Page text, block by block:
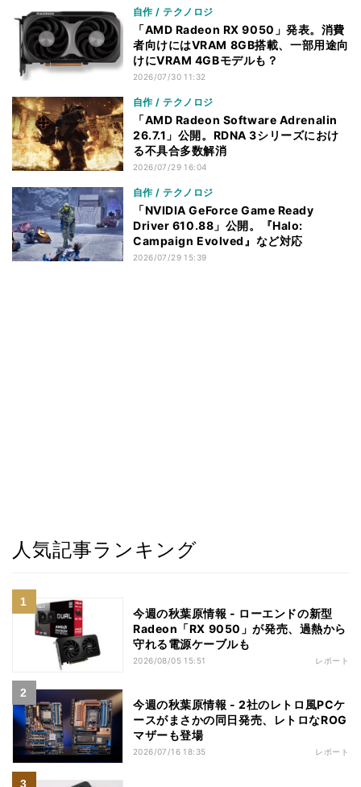
自作 / テクノロジ
「AMD Radeon RX 9050」発表。消費
者向けにはVRAM 8GB搭載、一部用途向
けにVRAM 4GBモデルも？
2026/07/30 11:32
自作 / テクノロジ
「AMD Radeon Software Adrenalin
26.7.1」公開。RDNA 3シリーズにおけ
る不具合多数解消
2026/07/29 16:04
自作 / テクノロジ
「NVIDIA GeForce Game Ready
Driver 610.88」公開。『Halo:
Campaign Evolved』など対応
2026/07/29 15:39
人気記事ランキング
今週の秋葉原情報 - ローエンドの新型
Radeon「RX 9050」が発売、過熱から
守れる電源ケーブルも
2026/08/05 15:51 レポート
今週の秋葉原情報 - 2社のレトロ風PCケ
ースがまさかの同日発売、レトロなROG
マザーも登場
2026/07/16 18:35 レポート